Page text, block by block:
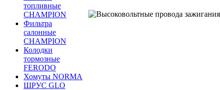
топливные
CHAMPION
Фильтра
салонные
CHAMPION
Колодки
тормозные
FERODO
Хомуты NORMA
ШРУС GLO